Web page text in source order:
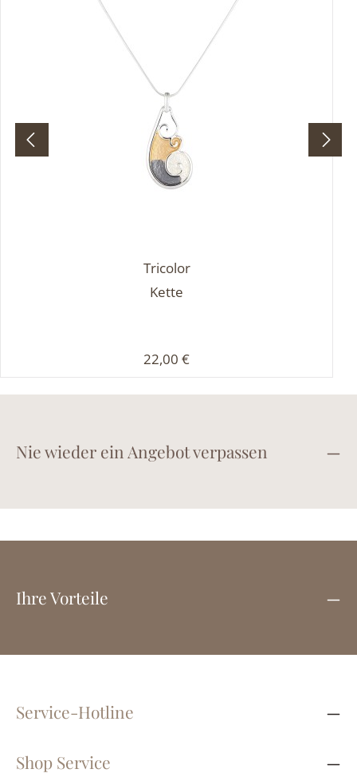
Tricolor
Kette
Regulärer Preis:
22,00 €
Nie wieder ein Angebot verpassen
Ihre Vorteile
Service-Hotline
Shop Service